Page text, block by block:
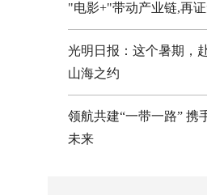
"电影+"带动产业链,再
光明日报：这个暑期，
山海之约
领航共建“一带一路” 携
未来